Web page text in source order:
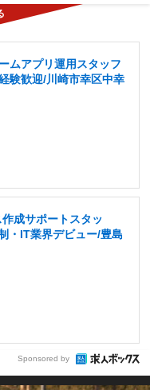
ムアプリ運用スタッフ
験歓迎/川崎市幸区中幸
成サポートスタッ
・IT業界デビュー/豊島
Sponsored by